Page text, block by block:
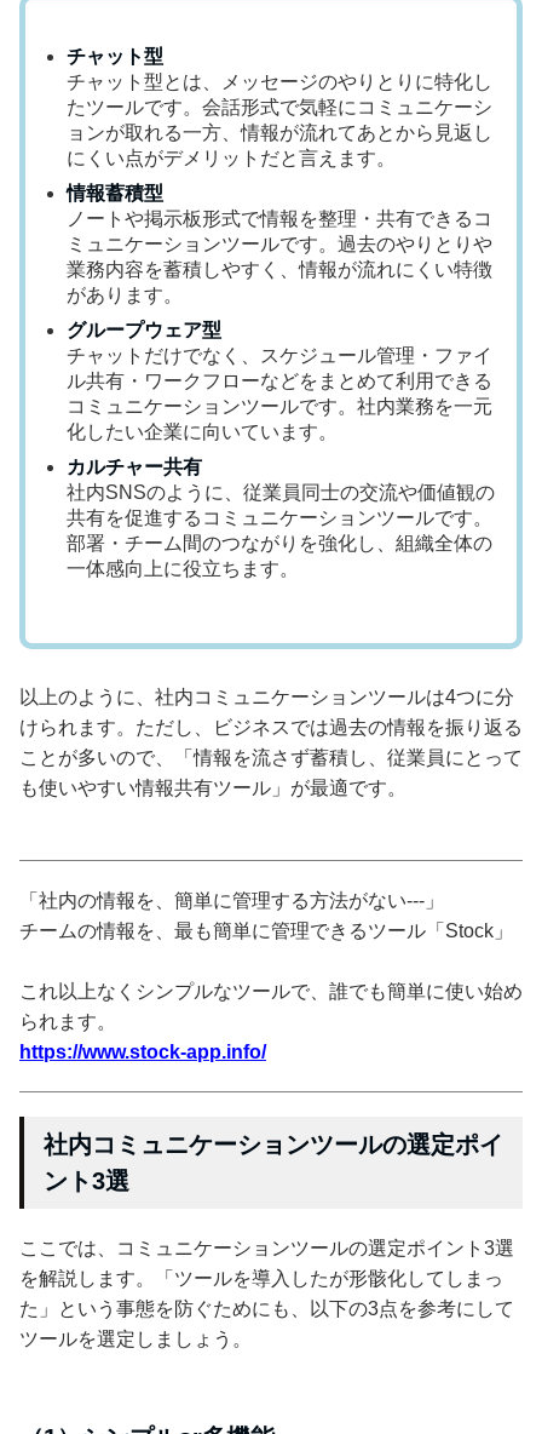
チャット型
チャット型とは、メッセージのやりとりに特化し
たツールです。会話形式で気軽にコミュニケーシ
ョンが取れる一方、情報が流れてあとから見返し
にくい点がデメリットだと言えます。
情報蓄積型
ノートや掲示板形式で情報を整理・共有できるコ
ミュニケーションツールです。過去のやりとりや
業務内容を蓄積しやすく、情報が流れにくい特徴
があります。
グループウェア型
チャットだけでなく、スケジュール管理・ファイ
ル共有・ワークフローなどをまとめて利用できる
コミュニケーションツールです。社内業務を一元
化したい企業に向いています。
カルチャー共有
社内SNSのように、従業員同士の交流や価値観の
共有を促進するコミュニケーションツールです。
部署・チーム間のつながりを強化し、組織全体の
一体感向上に役立ちます。
以上のように、社内コミュニケーションツールは4つに分
けられます。ただし、ビジネスでは過去の情報を振り返る
ことが多いので、「情報を流さず蓄積し、従業員にとって
も使いやすい情報共有ツール」が最適です。
「社内の情報を、簡単に管理する方法がない---」
チームの情報を、最も簡単に管理できるツール「Stock」
これ以上なくシンプルなツールで、誰でも簡単に使い始め
られます。
https://www.stock-app.info/
社内コミュニケーションツールの選定ポイ
ント3選
ここでは、コミュニケーションツールの選定ポイント3選
を解説します。「ツールを導入したが形骸化してしまっ
た」という事態を防ぐためにも、以下の3点を参考にして
ツールを選定しましょう。